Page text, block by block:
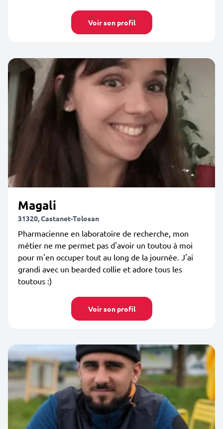
Voir son profil
Magali
31320, Castanet-Tolosan
Pharmacienne en laboratoire de recherche, mon
métier ne me permet pas d'avoir un toutou à moi
pour m'en occuper tout au long de la journée. J'ai
grandi avec un bearded collie et adore tous les
toutous :)
Voir son profil